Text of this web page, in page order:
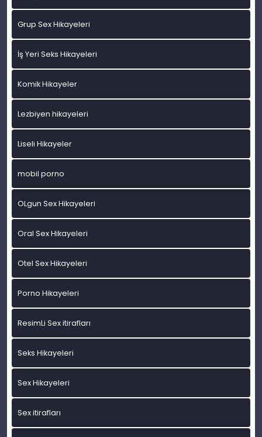
Grup Sex Hikayeleri
İş Yeri Seks Hikayeleri
Komik Hikayeler
Lezbiyen hikayeleri
Liseli Hikayeler
mobil porno
OLgun Sex Hikayeleri
Oral Sex Hikayeleri
Otel Sex Hikayeleri
Porno Hikayeleri
ResimLi Sex itirafları
Seks Hikayeleri
Sex Hikayeleri
Sex itirafları